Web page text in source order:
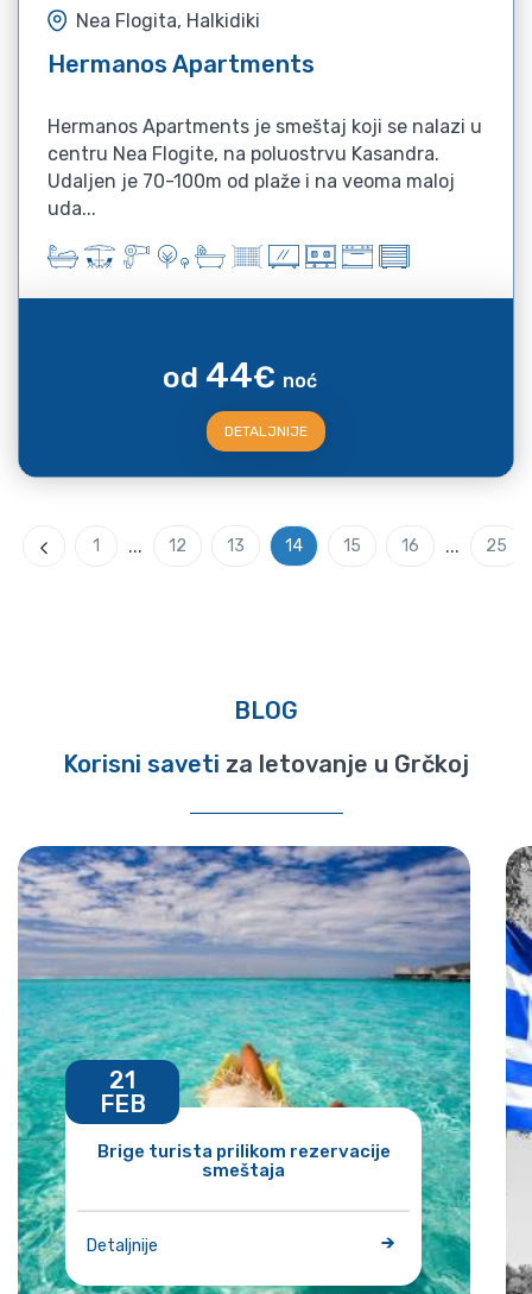
Nea Flogita, Halkidiki
Hermanos Apartments
Hermanos Apartments je smeštaj koji se nalazi u
centru Nea Flogite, na poluostrvu Kasandra.
Udaljen je 70-100m od plaže i na veoma maloj
uda...
od 44€ noć
DETALJNIJE
Previous
1 ... 12 13 14 15 16 ... 25
BLOG
Korisni saveti za letovanje u Grčkoj
Brige turista prilikom rezervacije
smeštaja
Detaljnije
21
FEB